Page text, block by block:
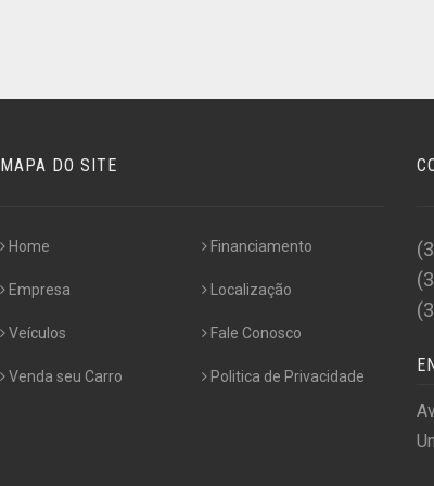
MAPA DO SITE
Home
Empresa
Veículos
Venda seu Carro
Financiamento
Localização
Fale Conosco
Politica de Privacidade